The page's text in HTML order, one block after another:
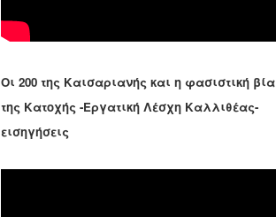
Οι 200 της Καισαριανής και η φασιστική βία
της Κατοχής -Εργατική Λέσχη Καλλιθέας-
εισηγήσεις